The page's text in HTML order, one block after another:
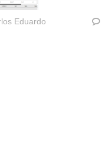
Eduardo